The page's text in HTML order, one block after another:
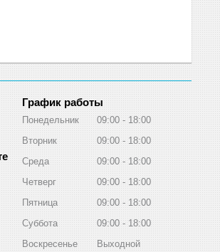
График работы
Понедельник 09:00
18:00
Вторник
09:00
18:00
Среда
09:00
18:00
Четверг
09:00
18:00
Пятница
09:00
18:00
Суббота
09:00
18:00
Воскресенье
Выходной